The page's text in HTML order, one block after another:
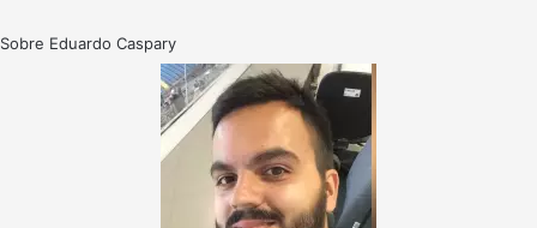
Sobre Eduardo Caspary